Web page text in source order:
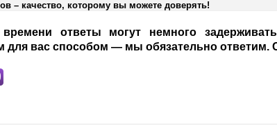
– качество, которому вы можете доверять!
ответы могут немного
вас способом — мы обязательно ответим.